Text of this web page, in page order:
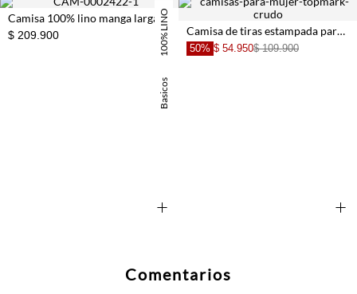
Basicos
100% LINO
+
Camisa 100% lino manga larga blanca para mujer
$ 209.900
+
Camisa de tiras estampada para mujer
50% $ 54.950$ 109.900
Comentarios